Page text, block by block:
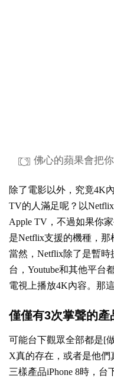
佛心的蘋果會把
除了電影以外，究竟4K
TV的人滿足呢？以Netflix
Apple TV，不過如果你
是Netflix支援的機種，那
當然，Netflix除了是暫
台，Youtube和其他平台
電視上播放4K內容。那
僅僅有3次掌聲的
可能台下觀眾全部都是[
X真的存在，或者是他們
三樣產品iPhone 8時，台